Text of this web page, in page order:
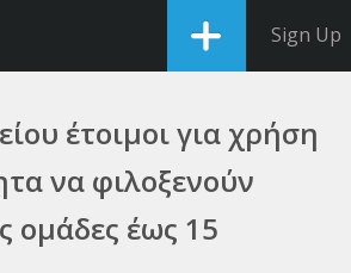
Sign Up
έτοιμοι για χρήση
να φιλοξενούν
ομάδες έως 15